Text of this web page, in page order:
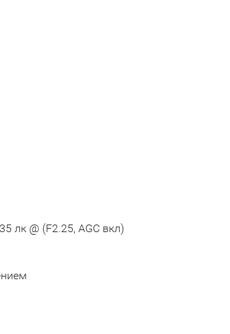
лк @ (F2.25, AGC вкл)